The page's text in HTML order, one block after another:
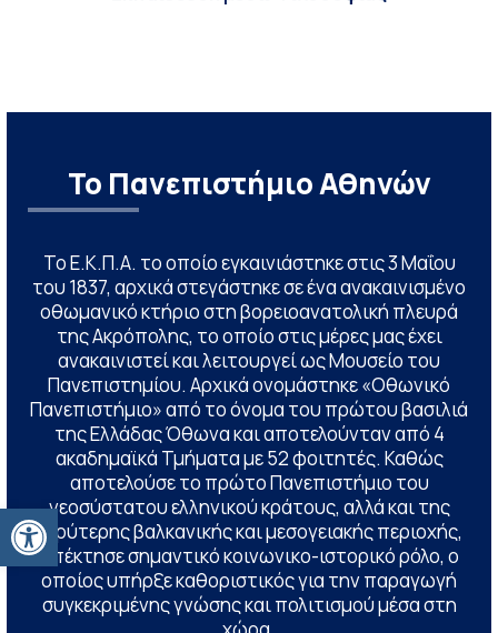
Ανοίξτε τη γραμμή εργαλείων
Το Πανεπιστήμιο Αθηνών
Το Ε.Κ.Π.Α. το οποίο εγκαινιάστηκε στις 3 Μαΐου
του 1837, αρχικά στεγάστηκε σε ένα ανακαινισμένο
οθωμανικό κτήριο στη βορειοανατολική πλευρά
της Ακρόπολης, το οποίο στις μέρες μας έχει
ανακαινιστεί και λειτουργεί ως Μουσείο του
Πανεπιστημίου. Αρχικά ονομάστηκε «Οθωνικό
Πανεπιστήμιο» από το όνομα του πρώτου βασιλιά
της Ελλάδας Όθωνα και αποτελούνταν από 4
ακαδημαϊκά Τμήματα με 52 φοιτητές. Καθώς
αποτελούσε το πρώτο Πανεπιστήμιο του
νεοσύστατου ελληνικού κράτους, αλλά και της
ευρύτερης βαλκανικής και μεσογειακής περιοχής,
απέκτησε σημαντικό κοινωνικο-ιστορικό ρόλο, ο
οποίος υπήρξε καθοριστικός για την παραγωγή
συγκεκριμένης γνώσης και πολιτισμού μέσα στη